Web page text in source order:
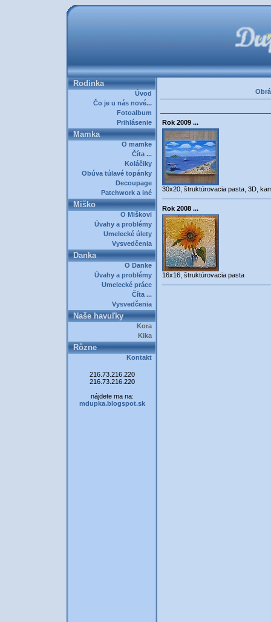
Rodinka
Úvod
Čo je u nás nové...
Fotoalbum
Prihlásenie
Mamka
O mamke
Číta ...
Koláčiky
Obúva túlavé topánky
Decoupage
Patchwork a iné
Miško
O Miškovi
Úvahy a problémy
Umelecké úlety
Vysvedčenia
Danka
O Danke
Úvahy a problémy
Umelecké práce
Číta ...
Vysvedčenia
Naše havuľky
Kora
Kika
Rôzne
Kontakt
216.73.216.220
216.73.216.220
nájdete ma na:
mdupka.blogspot.sk
Rok 2009 ...
30x20, štruktúrovacia pasta, 3D,
Rok 2008 ...
16x16, štruktúrovacia pasta